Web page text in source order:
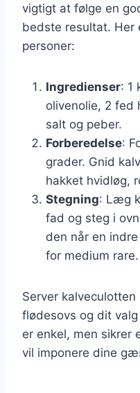
vigtigt at følge en
bedste resultat. Her
personer:
Ingredienser: 1
olivenolie, 2 fed
salt og peber.
Forberedelse:
grader. Gnid
hakket hvidløg,
Stegning: Læg
fad og steg i
den når en
for medium rare.
Server
flødesovs og dit
er enkel, men sikrer
vil imponere dine